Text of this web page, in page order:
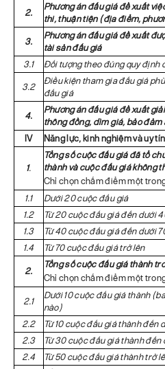
2.
Phương án đấu giá đề xuất
thi, thuận tiện (địa điểm,
3.
Phương án đấu giá đề xuất
tài sản đấu giá
3.1 Đối tượng theo đúng quy định
3.2
Điều kiện tham gia đấu giá
đấu giá
4.
Phương án đấu giá đề xuất
thông đồng, dìm giá, bảo
IV Năng lực, kinh nghiệm và uy
1.
Tổng số cuộc đấu giá đã tổ
thành và cuộc đấu giá không
Chỉ chọn chấm điểm một
1.1 Dưới 20 cuộc đấu giá
1.2
Từ 20 cuộc đấu giá đến dưới
1.3
Từ 40 cuộc đấu giá đến dưới
1.4
Từ 70 cuộc đấu giá trở lên
2.
Tổng số cuộc đấu giá thành
Chỉ chọn chấm điểm một
2.1
Dưới 10 cuộc đấu giá thành
nào)
2.2 Từ 10 cuộc đấu giá thành
2.3
Từ 30 cuộc đấu giá thành
2.4
Từ 50 cuộc đấu giá thành trở